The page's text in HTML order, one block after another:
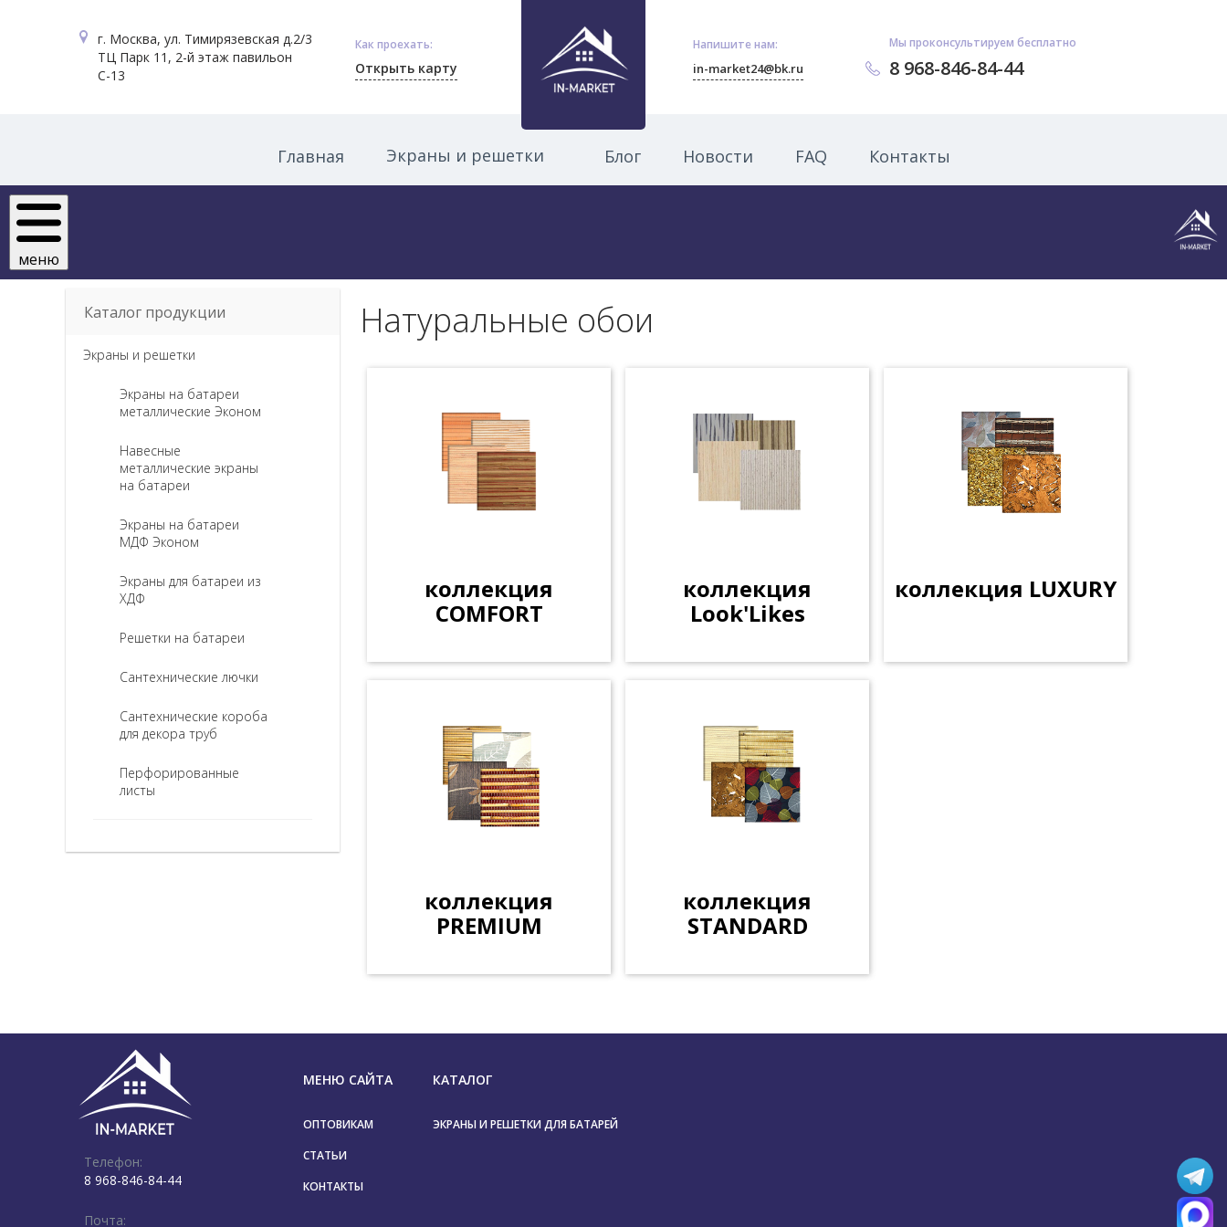
г. Москва, ул. Тимирязевская д.2/3
ТЦ Парк 11, 2-й этаж павильон
С-13
Как проехать:
Открыть карту
Напишите нам:
in-market24@bk.ru
Мы проконсультируем бесплатно
8 968-846-84-44
Главная Экраны и решетки Блог Новости FAQ Контакты
меню
Каталог продукции
Экраны и решетки
Экраны на батареи
металлические Эконом
Навесные
металлические экраны
на батареи
Экраны на батареи
МДФ Эконом
Экраны для батареи из
ХДФ
Решетки на батареи
Сантехнические лючки
Сантехнические короба
для декора труб
Перфорированные
листы
Натуральные обои
коллекция
COMFORT
коллекция
Look'Likes
коллекция LUXURY
коллекция
PREMIUM
коллекция
STANDARD
Телефон:
8 968-846-84-44
Почта:
МЕНЮ САЙТА
ОПТОВИКАМ
СТАТЬИ
КОНТАКТЫ
КАТАЛОГ
ЭКРАНЫ И РЕШЕТКИ ДЛЯ БАТАРЕЙ